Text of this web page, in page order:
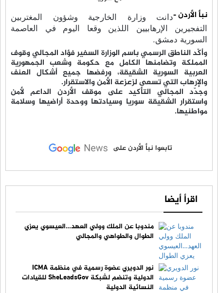
نبأ الأردن -دانت وزارة الخارجية وشؤون المغتربين
التفجيرين الإرهابيين اللذين وقعا اليوم في العاصمة
السورية دمشق.
وأكّد الناطق الرسمي باسم الوزارة السفير فؤاد المجالي وقوف
المملكة وتضامنها الكامل مع حكومة وشعب الجمهورية
العربية السورية الشقيقة، ورفضها جميع أشكال العنف
والإرهاب التي تسعى لزعزعة الأمن والاستقرار.
وجدّد المجالي التأكيد على موقف الأردن الداعم لأمن
واستقرار الشقيقة سوريا وسيادتها ووحدة أراضيها وسلامة
مواطنيها.
تابعوا نبأ الأردن على
اقرأ أيضا
مندوبا عن الملك وولي العهد…العيسوي يعزي
الطوال والطواهي والمجالي
نور الدويري عضوة رسمية في منظمة ICMA
الدولية وتنضم لشبكة SheLeadsGov للقيادات
النسائية الدولية